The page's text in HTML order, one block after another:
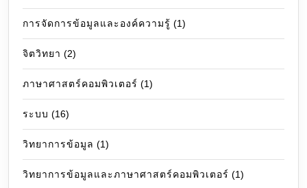
การจัดการข้อมูลและองค์ความรู้ (1)
จิตวิทยา (2)
ภาษาศาสตร์คอมพิวเตอร์ (1)
ระบบ (16)
วิทยาการข้อมูล (1)
วิทยาการข้อมูลและภาษาศาสตร์คอมพิวเตอร์ (1)